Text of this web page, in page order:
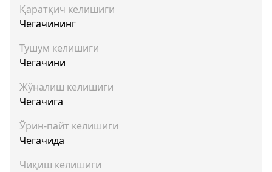
Қаратқич келишиги
Чегачининг
Тушум келишиги
Чегачини
Жўналиш келишиги
Чегачига
Ўрин-пайт келишиги
Чегачида
Чиқиш келишиги